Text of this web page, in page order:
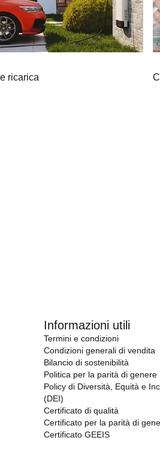
ricarica
Informazioni utili
Termini e condizioni
Condizioni generali di vendita
Bilancio di sostenibilità
Politica per la parità di genere
Policy di Diversità, Equità e
(DEI)
Certificato di qualità
Certificato per la parità di
Certificato GEEIS